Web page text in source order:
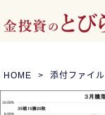
HOME 添付ファイル